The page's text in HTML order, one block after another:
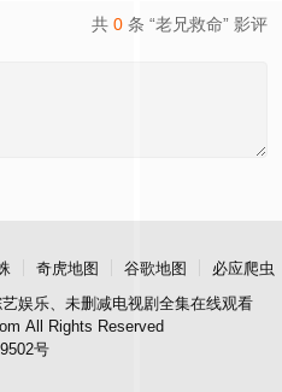
共 0 条 “老兄救命” 影评
奇虎地图 谷歌地图
必应爬虫
娱乐、未删减电视剧全集在线观看
All Rights Reserved
号